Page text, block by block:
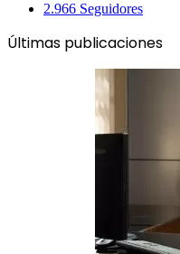
2.966 Seguidores
Últimas publicaciones